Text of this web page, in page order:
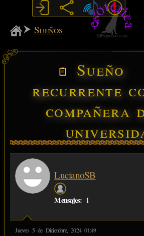
MiSabueso
Sueños
Sueño
recurrente
compañera
LucianoSB
Mensajes: 1
Jueves 5 de Diciembre, 2024 01:49